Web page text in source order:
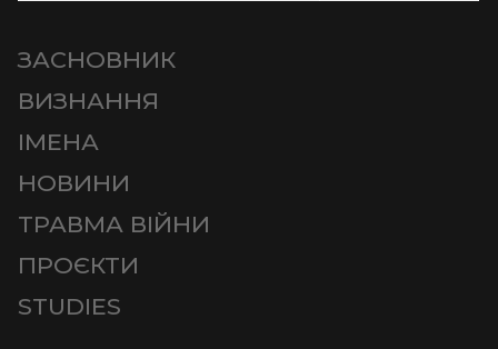
ЗАСНОВНИК
ВИЗНАННЯ
ІМЕНА
НОВИНИ
ТРАВМА ВІЙНИ
ПРОЄКТИ
STUDIES